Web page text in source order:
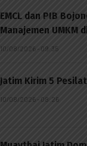
EMCL dan PIB
Manajemen UMKM
10/08/2026 - 09:35
Jatim Kirim 5
10/08/2026 - 08:26